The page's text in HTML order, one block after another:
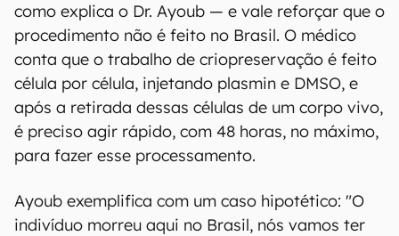
como explica o Dr. Ayoub — e vale reforçar que o
procedimento não é feito no Brasil. O médico
conta que o trabalho de criopreservação é feito
célula por célula, injetando plasmin e DMSO, e
após a retirada dessas células de um corpo vivo,
é preciso agir rápido, com 48 horas, no máximo,
para fazer esse processamento.
Ayoub exemplifica com um caso hipotético: "O
indivíduo morreu aqui no Brasil, nós vamos ter